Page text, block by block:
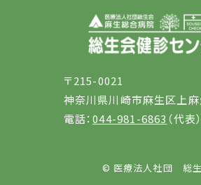
〒215-0021
神奈川県川崎市麻生区上
電話：044-981-6863 （代表）
© 医療法人社団 総